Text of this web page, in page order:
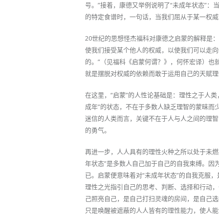
号。”接着，康德又举例说明了“未成年状态”
的特定食谱时，一句话，当我们屈从于某一权
20世纪的思想怪杰福科对康德之启蒙的解释是
使我们接受某个他人的权威，以使我们可以走
的。”（见福科《启蒙何谓？》，何怀宏译）也
就是摆脱对权威的依赖而敢于运用自己的天赋
在这里，“启蒙”的人性论基础是：理性之于人
成年”的状态，不在于多数人缺乏理智的蒙昧
迷信的人类而言，关键不在于人与人之间的理
的勇气。
再进一步，人人具有的理性火种之所以处于未
年状态”是多数人自己加于自己的自我束缚。
已。启蒙便意味着对“未成年状态”的自我克服
理性之光指引自己的思考、判断、选择和行动
己照亮自己，是自己打扫灵魂的房间，是自己
只是唤醒被遮蔽的人人皆有的理性能力，使人